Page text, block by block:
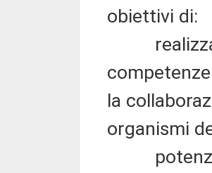
obiettivi di:
la
organismi